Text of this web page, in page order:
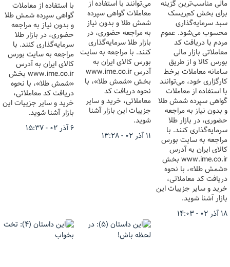
مالی مناسب‌ترین گزینه
برای بخش کم‌ریسک
سبد سرمایه‌گذاری
محسوب می‌شود. عموم
مردم با دریافت کد
معاملاتی بازار مالی
بورس کالا و از طریق
سامانه معاملات برخط
کارگزاری خود، می‌توانند
با استفاده از معاملات
گواهی سپرده شمش طلا
و بدون نیاز به مراجعه
حضوری، در بازار طلا
سرمایه‌گذاری کنند. با
مراجعه به سایت بورس
کالای ایران به آدرس
www.ime.co.ir بخش
«شمش طلا»، با نحوه
دریافت کد معاملاتی،
خرید و سایر جزییات این
بازار آشنا شوید.
۱۸ آذر ۰۲ - ۱۴:۰۳
می‌توانند با استفاده از
معاملات گواهی سپرده
شمش طلا و بدون نیاز
به مراجعه حضوری، در
بازار طلا سرمایه‌گذاری
کنند. با مراجعه به سایت
بورس کالای ایران به
آدرس www.ime.co.ir
بخش «شمش طلا»، با
نحوه دریافت کد
معاملاتی، خرید و سایر
جزییات این بازار آشنا
شوید.
۱۱ آذر ۰۲ - ۱۳:۲۸
با استفاده از معاملات
گواهی سپرده شمش طلا
و بدون نیاز به مراجعه
حضوری، در بازار طلا
سرمایه‌گذاری کنند. با
مراجعه به سایت بورس
کالای ایران به آدرس
www.ime.co.ir بخش
«شمش طلا»، با نحوه
دریافت کد معاملاتی،
خرید و سایر جزییات این
بازار آشنا شوید.
۶ آذر ۰۲ - ۱۵:۳۷